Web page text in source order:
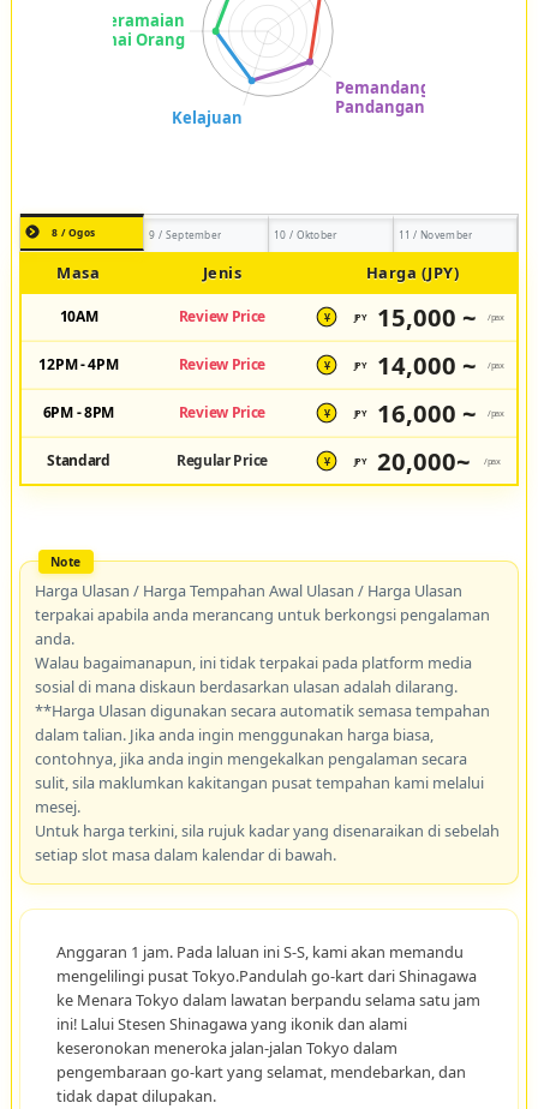
8 / Ogos 9 / September 10 / Oktober 11 / November
Masa Jenis Harga (JPY)
10AM Review Price ¥ JPY 15,000 ~ /pax
12PM - 4PM Review Price ¥ JPY 14,000 ~ /pax
6PM - 8PM Review Price ¥ JPY 16,000 ~ /pax
Standard Regular Price ¥ JPY 20,000~ /pax
Harga Ulasan / Harga Tempahan Awal Ulasan / Harga Ulasan
terpakai apabila anda merancang untuk berkongsi pengalaman
anda.
Walau bagaimanapun, ini tidak terpakai pada platform media
sosial di mana diskaun berdasarkan ulasan adalah dilarang.
**Harga Ulasan digunakan secara automatik semasa tempahan
dalam talian. Jika anda ingin menggunakan harga biasa,
contohnya, jika anda ingin mengekalkan pengalaman secara
sulit, sila maklumkan kakitangan pusat tempahan kami melalui
mesej.
Untuk harga terkini, sila rujuk kadar yang disenaraikan di sebelah
setiap slot masa dalam kalendar di bawah.
Anggaran 1 jam. Pada laluan ini S-S, kami akan memandu
mengelilingi pusat Tokyo.Pandulah go-kart dari Shinagawa
ke Menara Tokyo dalam lawatan berpandu selama satu jam
ini! Lalui Stesen Shinagawa yang ikonik dan alami
keseronokan meneroka jalan-jalan Tokyo dalam
pengembaraan go-kart yang selamat, mendebarkan, dan
tidak dapat dilupakan.